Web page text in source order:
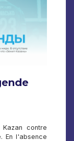
contre
En l'absence